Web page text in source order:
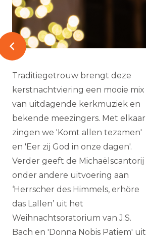
Traditiegetrouw brengt deze
kerstnachtviering een mooie mix
van uitdagende kerkmuziek en
bekende meezingers. Met elkaar
zingen we 'Komt allen tezamen'
en 'Eer zij God in onze dagen'.
Verder geeft de Michaëlscantorij
onder andere uitvoering aan
‘Herrscher des Himmels, erhöre
das Lallen’ uit het
Weihnachtsoratorium van J.S.
Bach en 'Donna Nobis Patiem' uit